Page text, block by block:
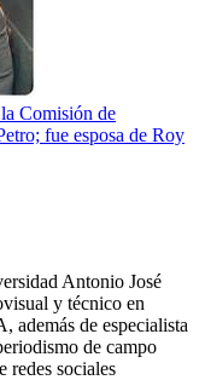
Comisión de
fue esposa de Roy
Antonio José
y técnico en
además de especialista
de campo
redes sociales